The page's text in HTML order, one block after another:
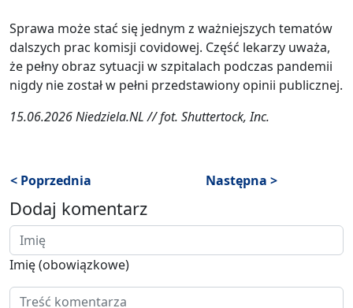
Sprawa może stać się jednym z ważniejszych tematów
dalszych prac komisji covidowej. Część lekarzy uważa,
że pełny obraz sytuacji w szpitalach podczas pandemii
nigdy nie został w pełni przedstawiony opinii publicznej.
15.06.2026 Niedziela.NL // fot. Shuttertock, Inc.
< Poprzednia Następna >
Dodaj komentarz
Imię (obowiązkowe)